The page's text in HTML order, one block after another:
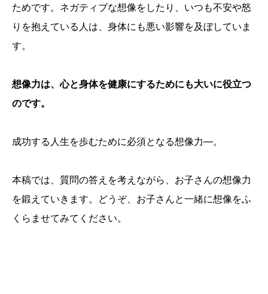
ためです。ネガティブな想像をしたり、いつも不安や怒
りを抱えている人は、身体にも悪い影響を及ぼしていま
す。
想像力は、心と身体を健康にするためにも大いに役立つ
のです。
成功する人生を歩むために必須となる想像力―。
本稿では、質問の答えを考えながら、お子さんの想像力
を鍛えていきます。どうぞ、お子さんと一緒に想像をふ
くらませてみてください。